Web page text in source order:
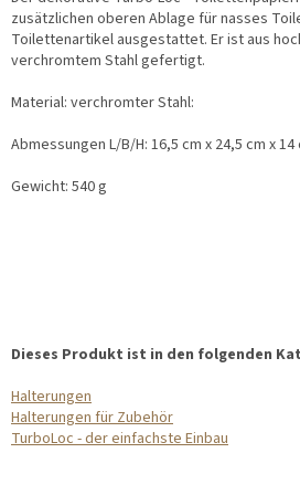
zusätzlichen oberen Ablage für nasses
Toilettenartikel ausgestattet. Er ist aus
verchromtem Stahl gefertigt.
Material: verchromter Stahl:
Abmessungen L/B/H: 16,5 cm x 24,5 cm x 14
Gewicht: 540 g
Dieses Produkt ist in den folgenden
Halterungen
Halterungen für Zubehör
TurboLoc - der einfachste Einbau